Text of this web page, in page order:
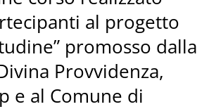
al progetto
promosso dalla
Provvidenza,
e al Comune di